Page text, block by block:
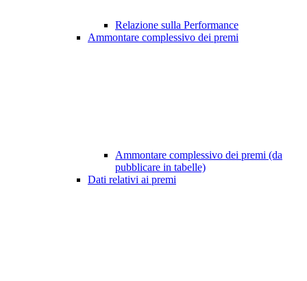
Relazione sulla Performance
Ammontare complessivo dei premi
Ammontare complessivo dei premi (da
pubblicare in tabelle)
Dati relativi ai premi